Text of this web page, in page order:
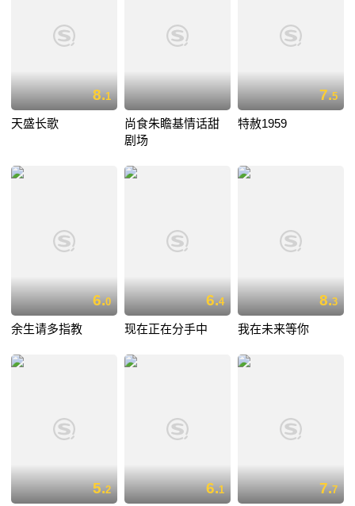
8.1
天盛长歌
尚食朱瞻基情话甜
剧场
7.5
特赦1959
6.0
余生请多指教
6.4
现在正在分手中
8.3
我在未来等你
5.2 6.1 7.7